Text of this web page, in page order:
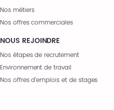
Nos métiers
Nos offres commerciales
NOUS REJOINDRE
Nos étapes de recrutement
Environnement de travail
Nos offres d’emplois et de stages